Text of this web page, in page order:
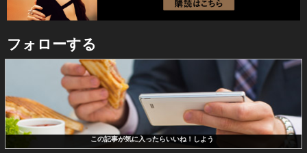
フォローする
この記事が気に入ったらいいね！しよう